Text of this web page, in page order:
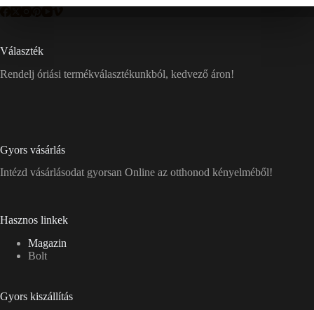
Választék
Rendelj óriási termékválasztékunkból, kedvező áron!
Gyors vásárlás
Intézd vásárlásodat gyorsan Online az otthonod kényelméből!
Hasznos linkek
Magazin
Bolt
Gyors kiszállítás